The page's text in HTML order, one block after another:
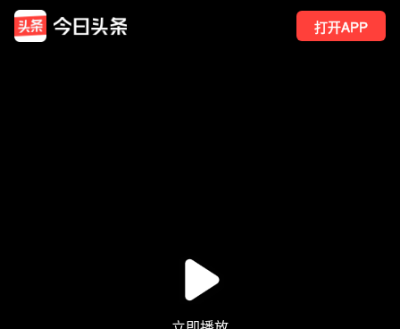
打开APP